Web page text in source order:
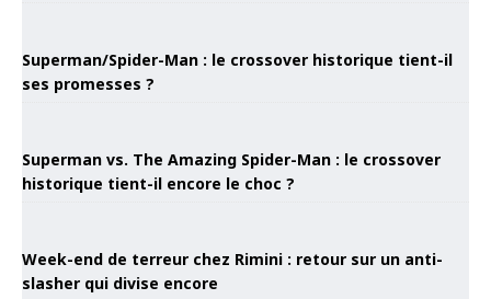
Superman/Spider-Man : le crossover historique tient-il
ses promesses ?
Superman vs. The Amazing Spider-Man : le crossover
historique tient-il encore le choc ?
Week-end de terreur chez Rimini : retour sur un anti-
slasher qui divise encore